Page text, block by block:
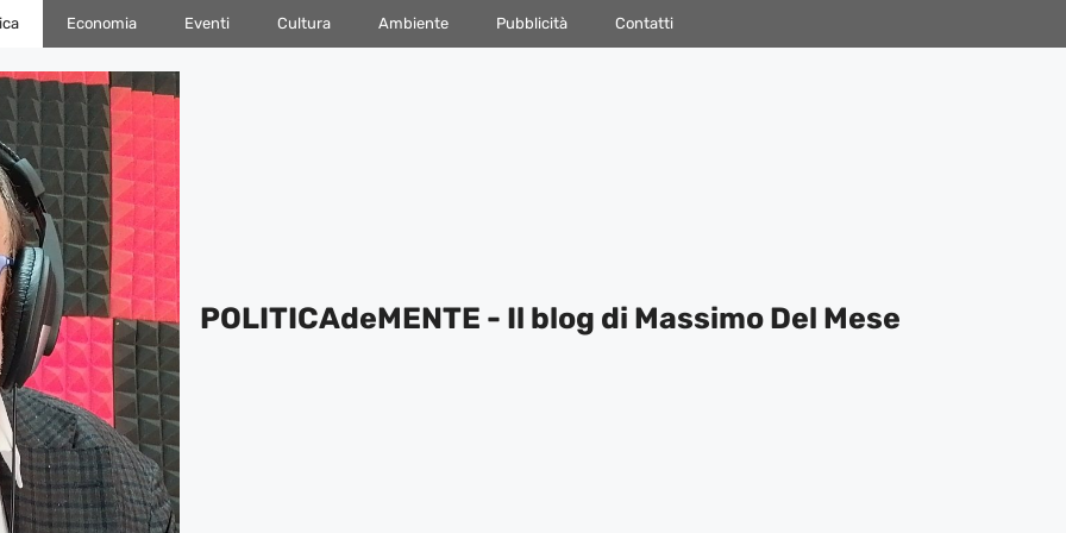
Economia Eventi Cultura Ambiente Pubblicità Contatti
POLITICAdeMENTE - Il blog di Massimo Del Mese